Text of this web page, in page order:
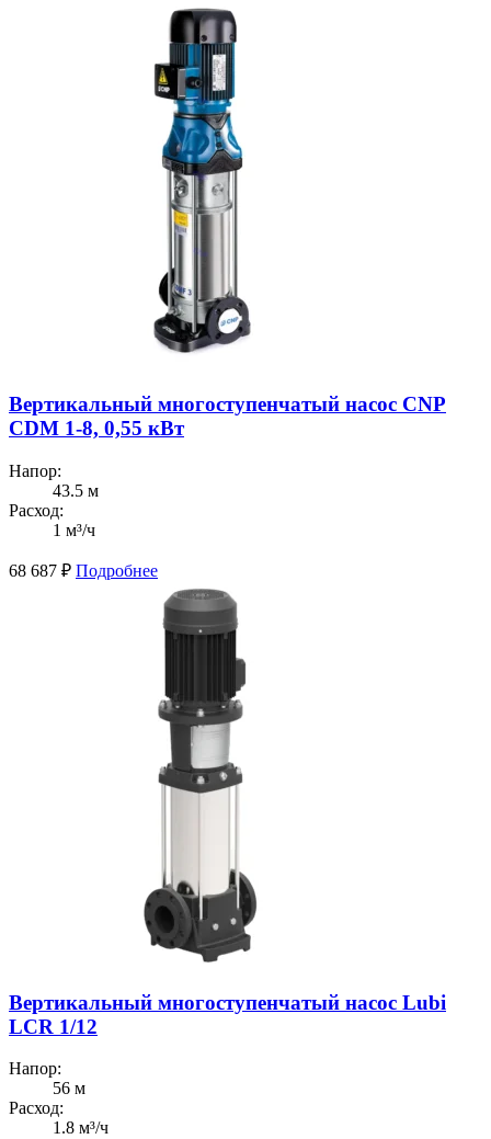
Вертикальный многоступенчатый насос CNP
CDM 1-8, 0,55 кВт
Напор:
43.5 м
Расход:
1 м³/ч
68 687 ₽ Подробнее
Вертикальный многоступенчатый насос Lubi
LCR 1/12
Напор:
56 м
Расход:
1.8 м³/ч